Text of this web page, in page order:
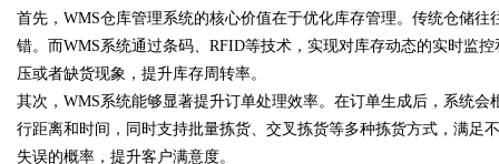
uz
首先，WMS仓库管理系统的核心价值在于优化库存管理。传统仓储
错。而WMS系统通过条码、RFID等技术，实现对库存动态的实时监
压或者缺货现象，提升库存周转率。
其次，WMS系统能够显著提升订单处理效率。在订单生成后，系统
行距离和时间，同时支持批量拣货、交叉拣货等多种拣货方式，满足
失误的概率，提升客户满意度。